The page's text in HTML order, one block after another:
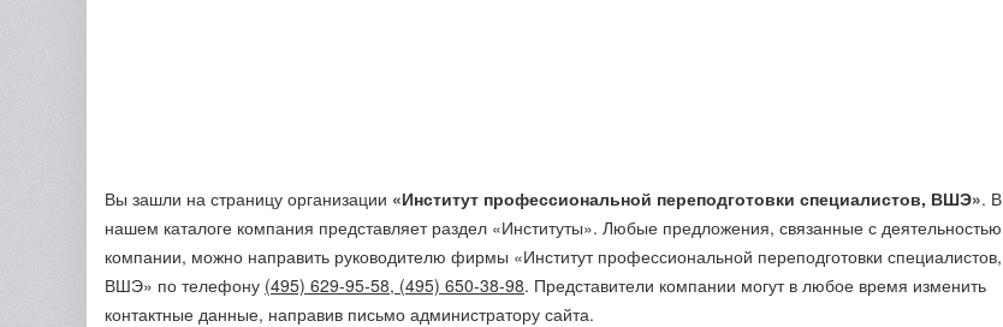
Вы зашли на страницу организации «Институт профессиональной переподготовки специалистов, ВШЭ». В
нашем каталоге компания представляет раздел «Институты». Любые предложения, связанные с деятельностью
компании, можно направить руководителю фирмы «Институт профессиональной переподготовки специалистов,
ВШЭ» по телефону (495) 629-95-58, (495) 650-38-98. Представители компании могут в любое время изменить
контактные данные, направив письмо администратору сайта.